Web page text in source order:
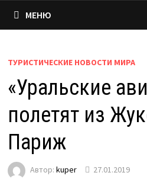
МЕНЮ
ТУРИСТИЧЕСКИЕ НОВОСТИ МИРА
«Уральские
полетят из
Париж
Автор: kuper 27.01.2019